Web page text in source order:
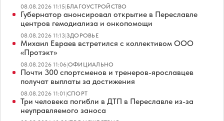
08.08.2026 11:15|БЛАГОУСТРОЙСТВО
Губернатор анонсировал открытие в Переславле
центров гемодиализа и онкопомощи
08.08.2026 11:13|ЗДОРОВЬЕ
Михаил Евраев встретился с коллективом ООО
«Протэкт»
08.08.2026 11:06|ОФИЦИАЛЬНО
Почти 300 спортсменов и тренеров-ярославцев
получат выплаты за достижения
08.08.2026 11:01|СПОРТ
Три человека погибли в ДТП в Переславле из-за
неуправляемого заноса